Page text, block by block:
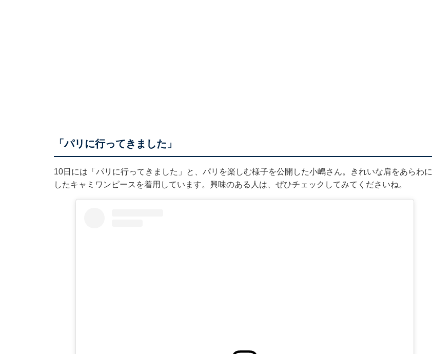
「パリに行ってきました」
10日には「パリに行ってきました」と、パリを楽しむ様子を公開した小嶋さん。きれいな肩をあらわに
したキャミワンピースを着用しています。興味のある人は、ぜひチェックしてみてくださいね。